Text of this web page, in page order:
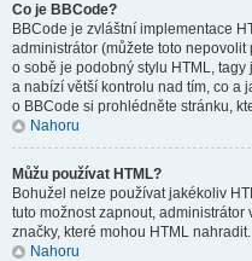
Co je BBCode?
BBCode je zvláštní implementace
administrátor (můžete toto
o sobě je podobný stylu HTML,
a nabízí větší kontrolu nad tím, co a
o BBCode si prohlédněte stránku,
Nahoru
Můžu používat HTML?
Bohužel nelze používat jakékoliv
tuto možnost zapnout,
značky, které mohou HTML nahradit.
Nahoru